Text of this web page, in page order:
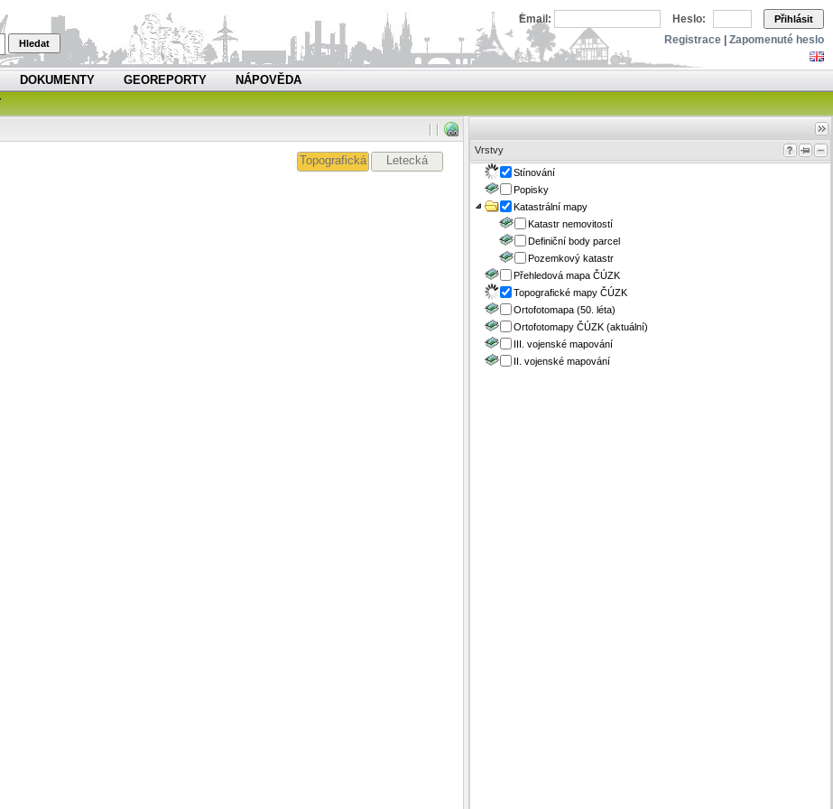
Hledat
Email: Heslo: Přihlásit
Registrace Zapomenuté heslo
DOKUMENTY GEOREPORTY
NÁPOVĚDA
Topografická Letecká
Vrstvy
Stínování
Popisky
Katastrální mapy
Katastr nemovitostí
Definiční body parcel
Pozemkový katastr
Přehledová mapa ČÚZK
Topografické mapy ČÚZK
Ortofotomapa (50. léta)
Ortofotomapy ČÚZK (aktuální)
III. vojenské mapování
II. vojenské mapování